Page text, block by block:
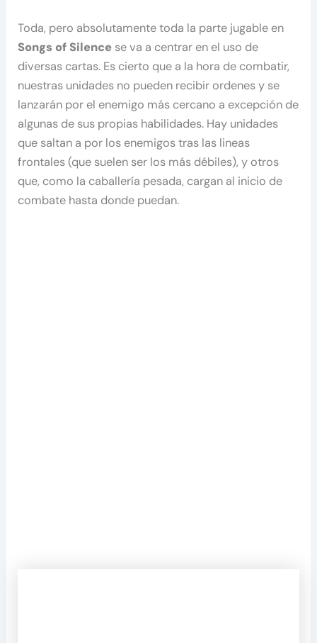
Toda, pero absolutamente toda la parte jugable en
Songs of Silence se va a centrar en el uso de
diversas cartas. Es cierto que a la hora de combatir,
nuestras unidades no pueden recibir ordenes y se
lanzarán por el enemigo más cercano a excepción de
algunas de sus propias habilidades. Hay unidades
que saltan a por los enemigos tras las lineas
frontales (que suelen ser los más débiles), y otros
que, como la caballería pesada, cargan al inicio de
combate hasta donde puedan.